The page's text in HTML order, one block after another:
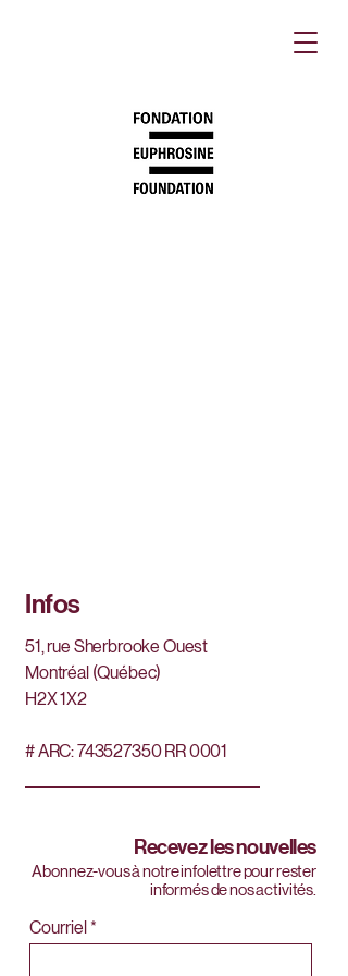
Infos
51, rue Sherbrooke Ouest
Montréal (Québec)
H2X 1X2
# ARC:743527350RR 0001
Recevez les nouvelles
Abonnez-vous à notre infolettre pour rester
informés de nos activités.
Courriel